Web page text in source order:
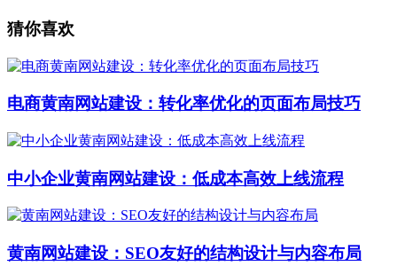
猜你喜欢
电商黄南网站建设：转化率优化的页面布局技巧
中小企业黄南网站建设：低成本高效上线流程
黄南网站建设：SEO友好的结构设计与内容布局